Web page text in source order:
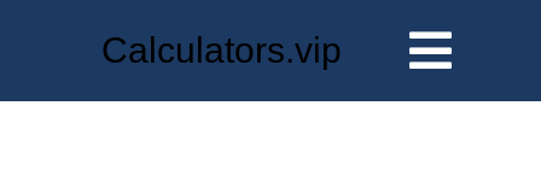
Calculators.vip